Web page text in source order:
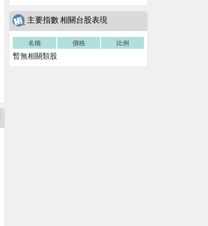
主要指數 相關台股表現
名稱 價格 比例
暫無相關類股